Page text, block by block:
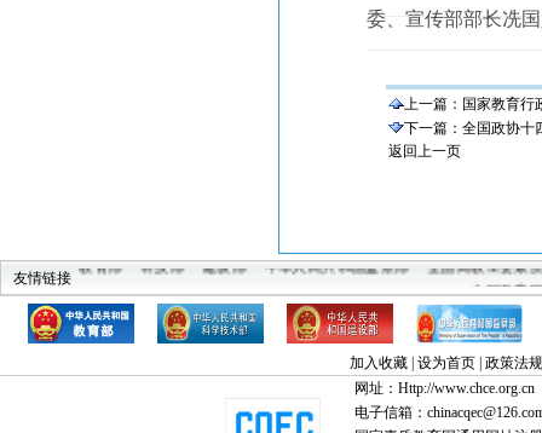
委、宣传部部长冼
上一篇： 国家教育行
下一篇： 全国政协十
返回上一页
友情链接
教育部 科技部 建设部 中华人民共和国监察部
全国高教工委素
中国教育
加入收藏| 设为首页| 政策法规
网址：Http://www.chce.org.cn
电子信箱：